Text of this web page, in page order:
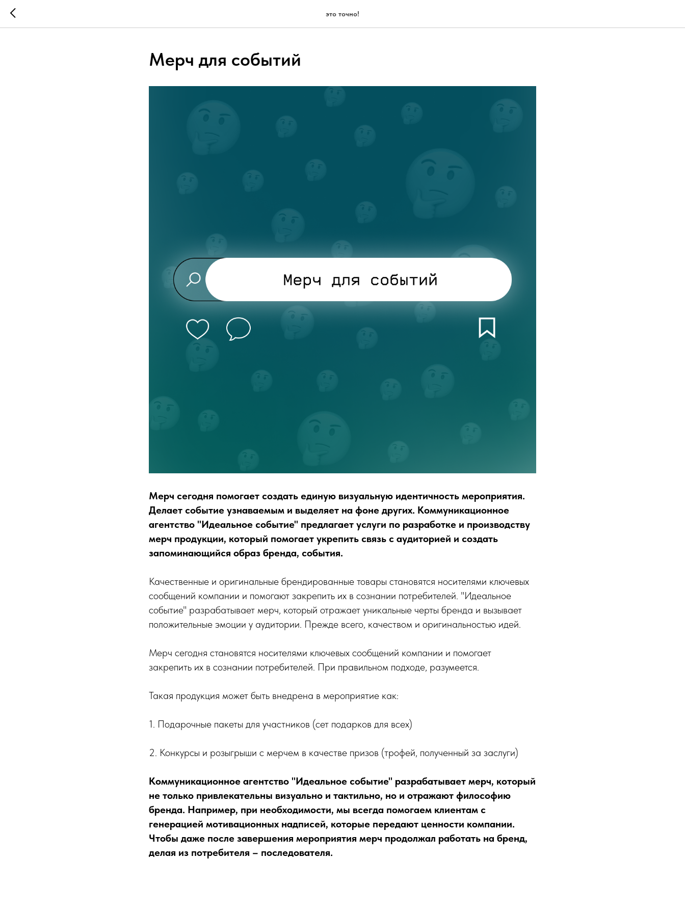
это точно!
Мерч для событий
Мерч сегодня помогает создать единую визуальную идентичность мероприятия.
Делает событие узнаваемым и выделяет на фоне других. Коммуникационное
агентство "Идеальное событие" предлагает услуги по разработке и производству
мерч продукции, который помогает укрепить связь с аудиторией и создать
запоминающийся образ бренда, события.
Качественные и оригинальные брендированные товары становятся носителями ключевых
сообщений компании и помогают закрепить их в сознании потребителей. "Идеальное
событие" разрабатывает мерч, который отражает уникальные черты бренда и вызывает
положительные эмоции у аудитории. Прежде всего, качеством и оригинальностью идей.
Мерч сегодня становятся носителями ключевых сообщений компании и помогает
закрепить их в сознании потребителей. При правильном подходе, разумеется.
Такая продукция может быть внедрена в мероприятие как:
1. Подарочные пакеты для участников (сет подарков для всех)
2. Конкурсы и розыгрыши с мерчем в качестве призов (трофей, полученный за заслуги)
Коммуникационное агентство "Идеальное событие" разрабатывает мерч, который
не только привлекательны визуально и тактильно, но и отражают философию
бренда. Например, при необходимости, мы всегда помогаем клиентам с
генерацией мотивационных надписей, которые передают ценности компании.
Чтобы даже после завершения мероприятия мерч продолжал работать на бренд,
делая из потребителя – последователя.